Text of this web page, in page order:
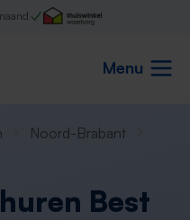
Menu
Noord-Brabant
Best